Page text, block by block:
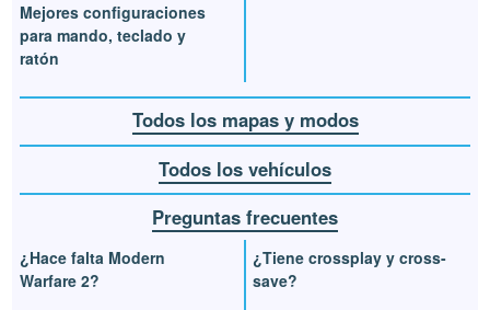
Mejores configuraciones
para mando, teclado y
ratón
Todos los mapas y modos
Todos los vehículos
Preguntas frecuentes
¿Hace falta Modern
Warfare 2?
¿Tiene crossplay y cross-
save?